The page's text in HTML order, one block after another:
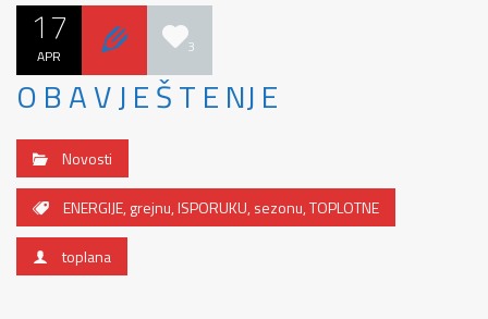
17
APR 3
O B A V J E Š T E NJ E
Novosti
ENERGIJE,grejnu,ISPORUKU,sezonu,TOPLOTNE
toplana